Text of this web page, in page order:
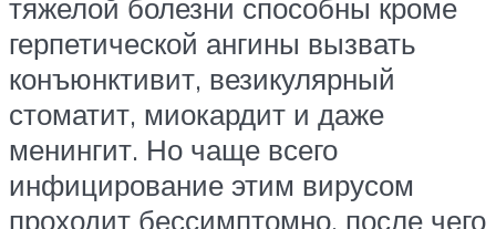
тяжелой болезни способны кроме
герпетической ангины вызвать
конъюнктивит, везикулярный
стоматит, миокардит и даже
менингит. Но чаще всего
инфицирование этим вирусом
проходит бессимптомно, после чего